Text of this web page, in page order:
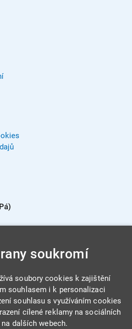
soukromí
soubory cookies k zajištění
souhlasem i k personalizaci
souhlasu s využíváním cookies
cílené reklamy na sociálních
dalších webech.